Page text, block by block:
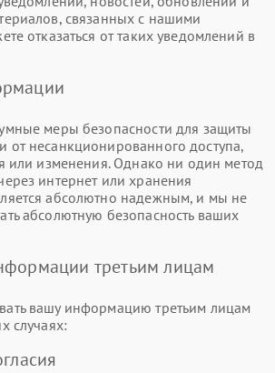
связанных с нашими
отказаться от таких уведомлений в
меры безопасности для защиты
несанкционированного доступа,
или изменения. Однако ни один метод
интернет или хранения
абсолютно надежным, и мы не
абсолютную безопасность ваших
третьим лицам
вашу информацию третьим лицам
случаях: